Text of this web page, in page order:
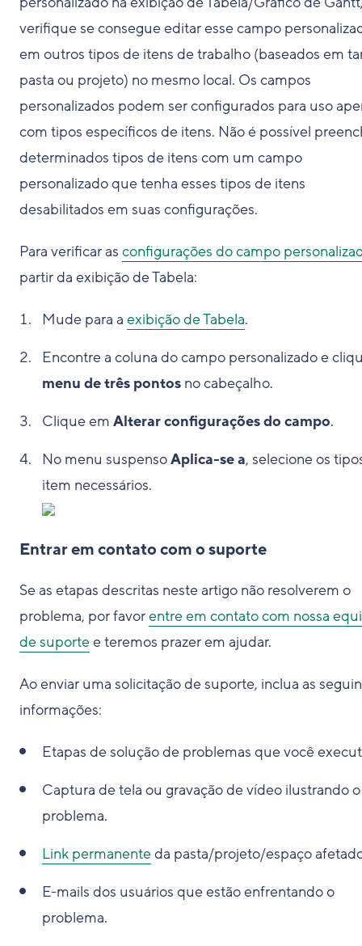
verifique se consegue editar esse campo
em outros tipos de itens de trabalho (baseados em
pasta ou projeto) no mesmo local. Os campos
personalizados podem ser configurados para uso
com tipos específicos de itens. Não é possível
determinados tipos de itens com um campo
personalizado que tenha esses tipos de itens
desabilitados em suas configurações.
Para verificar as configurações do campo
partir da exibição de Tabela:
Mude para a exibição de Tabela.
Encontre a coluna do campo personalizado e
menu de três pontos no cabeçalho.
Clique em Alterar configurações do campo.
No menu suspensoAplica-se a, selecione os
item necessários.
Entrar em contato com o suporte
Se as etapas descritas neste artigo não resolverem o
problema, por favorentre em contato com nossa
de suportee teremos prazer em ajudar.
Ao enviar uma solicitação de suporte, inclua as
informações:
Etapas de solução de problemas que você
Captura de tela ou gravação de vídeo ilustrando o
problema.
Link permanenteda pasta/projeto/espaço
E-mails dos usuários que estão enfrentando o
problema.